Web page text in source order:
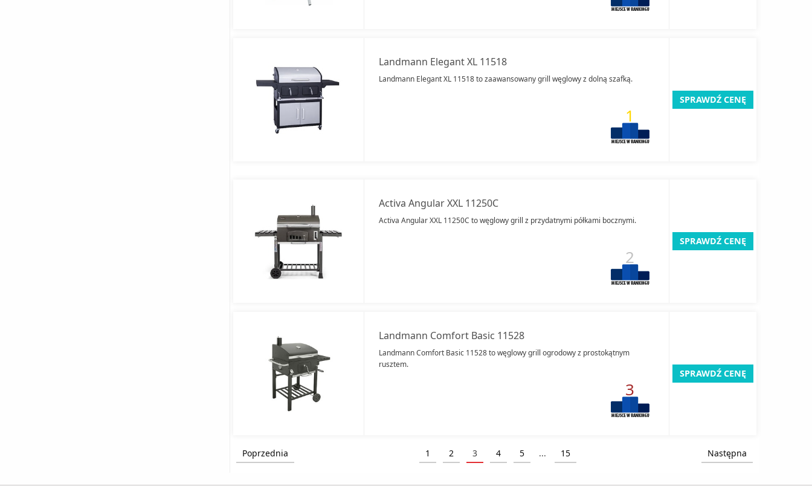
Landmann Elegant XL 11518
Landmann Elegant XL 11518 to zaawansowany grill węglowy z dolną szafką.
1
SPRAWDŹ CENĘ
Activa Angular XXL 11250C
Activa Angular XXL 11250C to węglowy grill z przydatnymi półkami bocznymi.
2
SPRAWDŹ CENĘ
Landmann Comfort Basic 11528
Landmann Comfort Basic 11528 to węglowy grill ogrodowy z prostokątnym
rusztem.
3
SPRAWDŹ CENĘ
Poprzednia 1 2
3
4 5 ... 15 Następna